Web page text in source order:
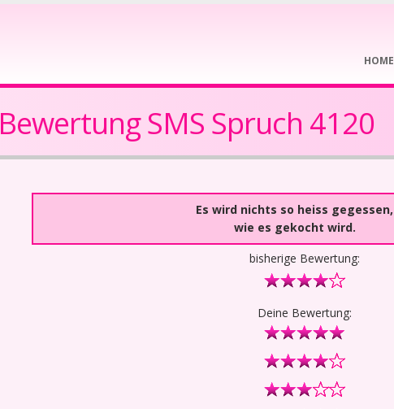
HOME
Bewertung SMS Spruch 4120
Es wird nichts so heiss gegessen,
wie es gekocht wird.
bisherige Bewertung:
Deine Bewertung: